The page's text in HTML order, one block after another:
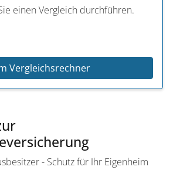
einen Vergleich durchführen.
Vergleichsrechner
- Schutz für Ihr Eigenheim